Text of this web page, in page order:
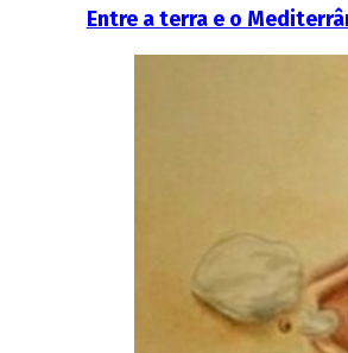
Entre a terra e o